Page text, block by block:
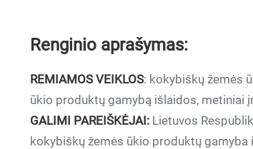
Renginio aprašymas:
REMIAMOS VEIKLOS: kokybiškų žemės
ūkio produktų gamybą išlaidos, metiniai
GALIMI PAREIŠKĖJAI: Lietuvos
kokybiškų žemės ūkio produktų